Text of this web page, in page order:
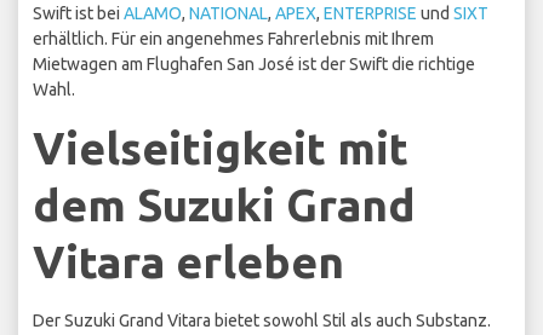
Swift ist bei ALAMO, NATIONAL, APEX, ENTERPRISE und SIXT
erhältlich. Für ein angenehmes Fahrerlebnis mit Ihrem
Mietwagen am Flughafen San José ist der Swift die richtige
Wahl.
Vielseitigkeit mit
dem Suzuki Grand
Vitara erleben
Der Suzuki Grand Vitara bietet sowohl Stil als auch Substanz.